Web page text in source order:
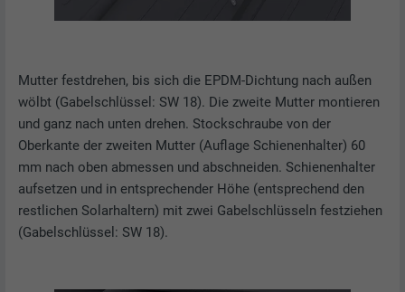
Mutter festdrehen, bis sich die EPDM-Dichtung nach außen
wölbt (Gabelschlüssel: SW 18). Die zweite Mutter montieren
und ganz nach unten drehen. Stockschraube von der
Oberkante der zweiten Mutter (Auflage Schienenhalter) 60
mm nach oben abmessen und abschneiden. Schienenhalter
aufsetzen und in entsprechender Höhe (entsprechend den
restlichen Solarhaltern) mit zwei Gabelschlüsseln festziehen
(Gabelschlüssel: SW 18).